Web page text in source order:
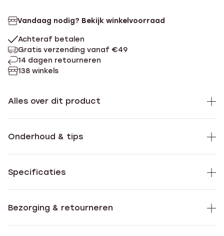
Vandaag nodig? Bekijk winkelvoorraad
Achteraf betalen
Gratis verzending vanaf €49
14 dagen retourneren
138 winkels
Alles over dit product
Onderhoud & tips
Specificaties
Bezorging & retourneren